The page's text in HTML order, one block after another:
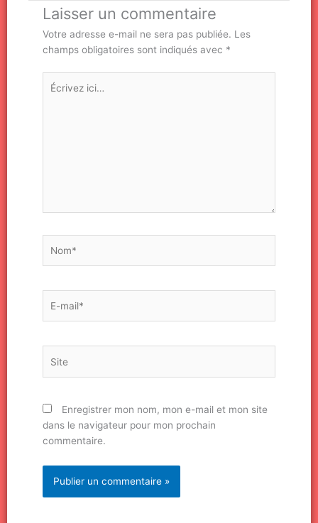
Laisser un commentaire
Votre adresse e-mail ne sera pas publiée. Les
champs obligatoires sont indiqués avec *
Écrivez
ici…
mail*
Enregistrer mon nom, mon e-mail et mon site
dans le navigateur pour mon prochain
commentaire.